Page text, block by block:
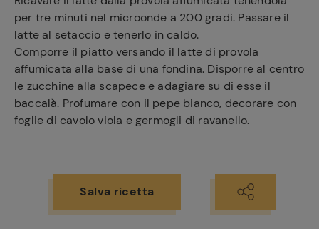
per tre minuti nel microonde a 200 gradi. Passare il
latte al setaccio e tenerlo in caldo.
Comporre il piatto versando il latte di provola
affumicata alla base di una fondina. Disporre al centro
le zucchine alla scapece e adagiare su di esse il
baccalà. Profumare con il pepe bianco, decorare con
foglie di cavolo viola e germogli di ravanello.
Salva ricetta
Ricette
preferite